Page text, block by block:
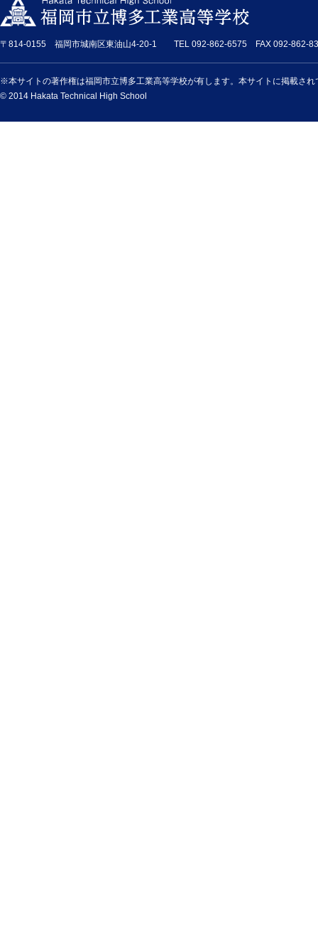
〒814-0155 福岡市城南区東油山4-20-1 TEL 092-862-6575 FAX 092-862-
※本サイトの著作権は福岡市立博多工業高等学校が有します。本サイトに掲載さ
© 2014 Hakata Technical High School